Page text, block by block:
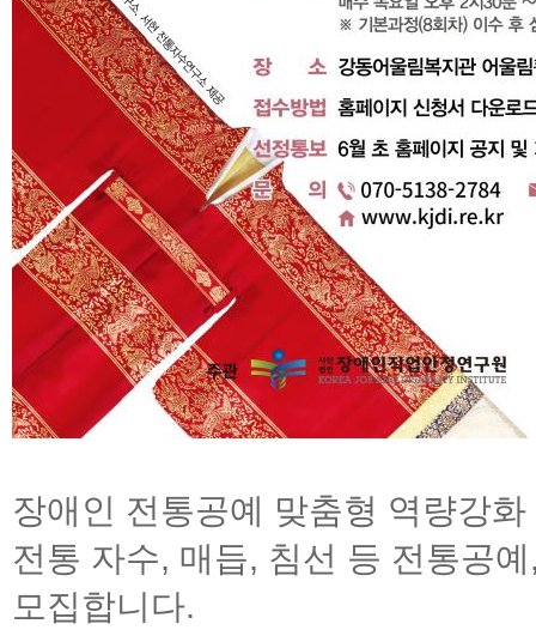
장애인 전통공예 맞춤형 역량강
전통 자수, 매듭, 침선 등 전통공
모집합니다.